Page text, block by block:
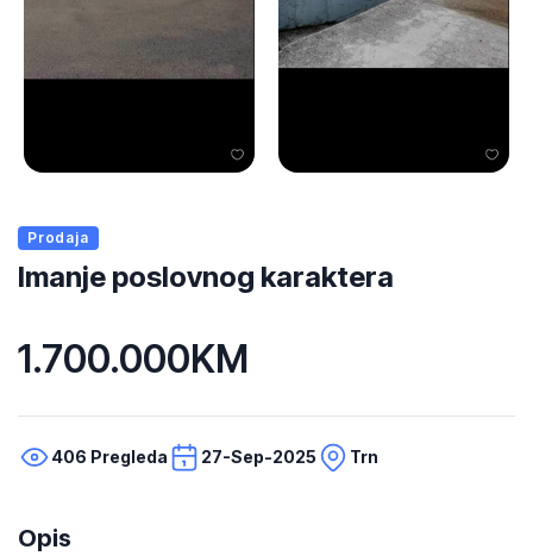
Prodaja
Imanje poslovnog karaktera
1.700.000KM
406 Pregleda 27-Sep-2025 Trn
Opis